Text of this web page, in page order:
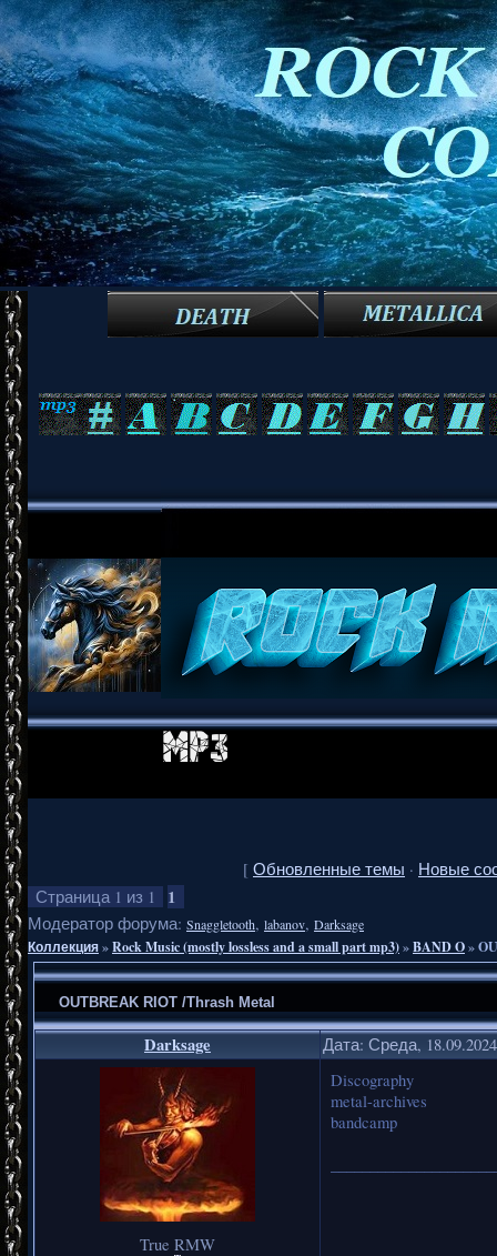
[ Обновленные темы · Новые
Страница 1 из 1 1
Модератор форума: Snaggletooth, labanov, Darksage
Коллекция»Rock Music (mostly lossless and a small part mp3)»BAND O»
OUTBREAK RIOT /Thrash Metal
Darksage Дата: Среда,
True RMW
Discography
metal-archives
bandcamp